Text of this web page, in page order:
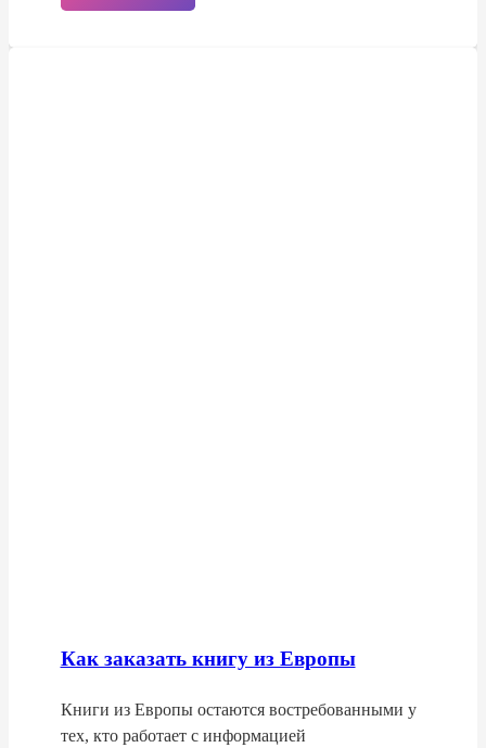
Как заказать книгу из Европы
Книги из Европы остаются востребованными у
тех, кто работает с информацией